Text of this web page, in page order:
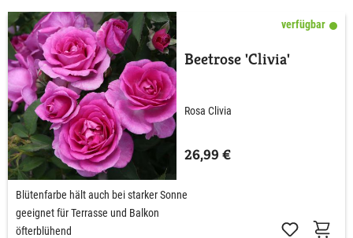
verfügbar
Beetrose 'Clivia'
Rosa Clivia
26,99 €
Blütenfarbe hält auch bei starker Sonne
geeignet für Terrasse und Balkon
öfterblühend